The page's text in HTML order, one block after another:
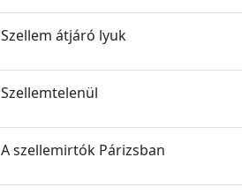
átjáró lyuk
szellemirtók Párizsban